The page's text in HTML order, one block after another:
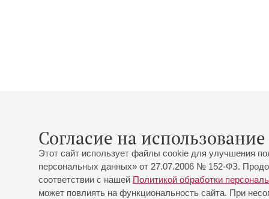
Согласие на
Этот сайт использует файлы cookie для улучшения
персональных данных» от 27.07.2006 № 152-ФЗ.
соответствии с нашей Политикой обработки
может повлиять на функциональность сайта. При